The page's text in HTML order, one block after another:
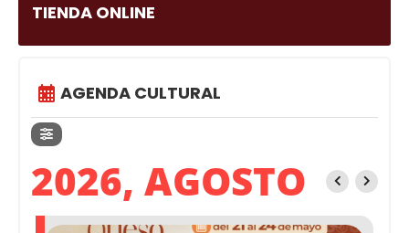
TIENDA ONLINE
AGENDA CULTURAL
2026, AGOSTO